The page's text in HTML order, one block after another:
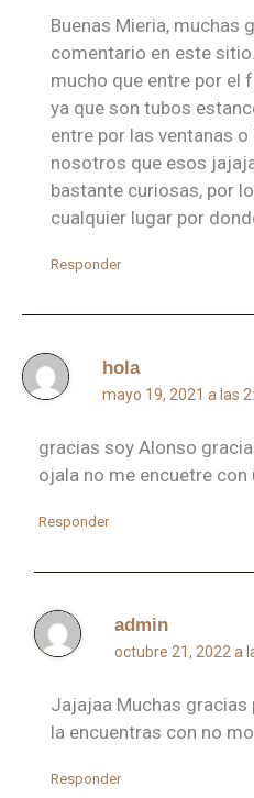
Buenas Mieria, muchas
comentario en este
mucho que entre por el
ya que son tubos
entre por las ventanas
nosotros que esos
bastante curiosas, por
cualquier lugar por
Responder
hola
mayo 19, 2021 a las
gracias soy Alonso
ojala no me encuetre con
Responder
admin
octubre 21, 2022 a
Jajajaa Muchas
la encuentras con no
Responder